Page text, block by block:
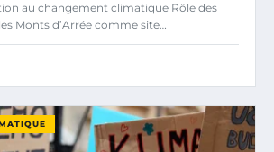
au changement climatique Rôle des
Monts d’Arrée comme site…